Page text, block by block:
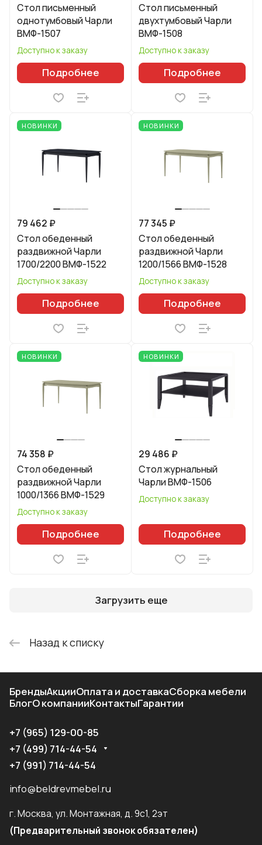
Стол письменный
однотумбовый Чарли
ВМФ-1507
Доступно к заказу
Подробнее
Стол письменный
двухтумбовый Чарли
ВМФ-1508
Доступно к заказу
Подробнее
НОВИНКИ
79 462 ₽
Стол обеденный
раздвижной Чарли
1700/2200 ВМФ-1522
Доступно к заказу
Подробнее
НОВИНКИ
77 345 ₽
Стол обеденный
раздвижной Чарли
1200/1566 ВМФ-1528
Доступно к заказу
Подробнее
НОВИНКИ
74 358 ₽
Стол обеденный
раздвижной Чарли
1000/1366 ВМФ-1529
Доступно к заказу
Подробнее
НОВИНКИ
29 486 ₽
Стол журнальный
Чарли ВМФ-1506
Доступно к заказу
Подробнее
Загрузить еще
Назад к списку
БрендыАкцииОплата и доставкаСборка мебели
БлогО компанииКонтактыГарантии
+7 (965) 129-00-85
+7 (499) 714-44-54
+7 (991) 714-44-54
info@beldrevmebel.ru
г. Москва, ул. Монтажная, д. 9с1, 2эт
(Предварительный звонок обязателен)